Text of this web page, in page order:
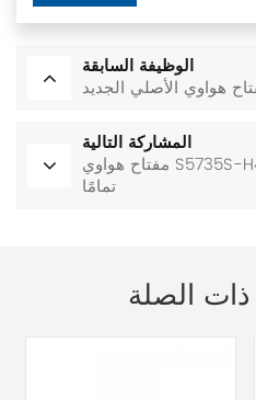
الوظيفة السابقة
المشاركة التالية
مفتاح هواوي S5735S-H48T4X-A الأصلي الجديد
تمامًا
الصلة